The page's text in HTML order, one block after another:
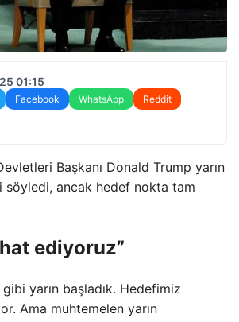
01:15
Facebook WhatsApp
Reddit
Başkanı Donald Trump yarın
söyledi, ancak hedef nokta tam
ediyoruz”
yarın başladık. Hedefimiz
Ama muhtemelen yarın